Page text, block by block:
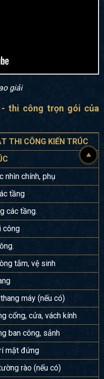
giải
- thi công trọn gói của
THI CÔNG KIẾN TRÚC
nhìn chính, phụ
tầng
các tầng.
công
tắm, vệ sinh
máy (nếu có)
cổng, cửa, vách kính
ban công, sảnh
mặt đứng
rào (nếu có)